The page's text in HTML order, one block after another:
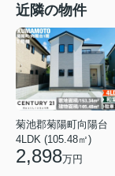
近隣の物件
菊池郡菊陽町向陽台
4LDK (105.48㎡)
2,898万円